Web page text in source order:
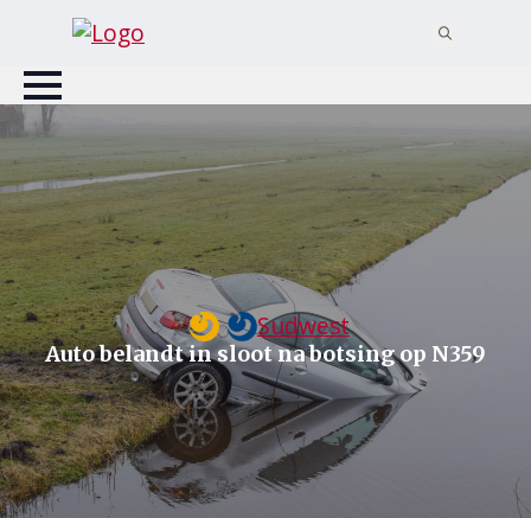
Sudwest
Auto belandt in sloot na botsing op N359